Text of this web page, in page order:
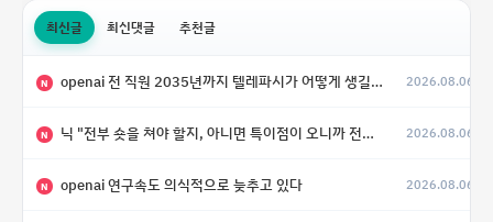
최신글 최신댓글 추천글
N openai 전 직원 2035년까지 텔레파시가 어떻게 생길 수 있는지 2026.08.06
N 닉 "전부 숏을 쳐야 할지, 아니면 특이점이 오니까 전부 롱을 쳐야 할지 모르겠다.” 2026.08.06
N openai 연구속도 의식적으로 늦추고 있다 2026.08.06